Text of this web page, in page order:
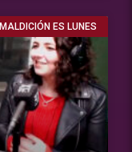
MALDICIÓN ES LUNES